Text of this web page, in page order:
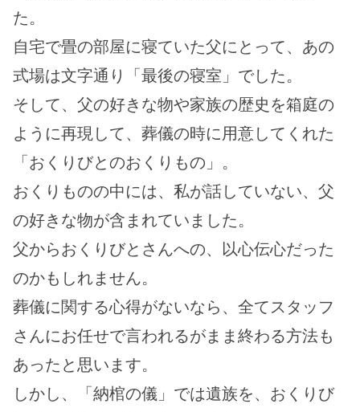
た。
自宅で畳の部屋に寝ていた父にとって、あの
式場は文字通り「最後の寝室」でした。
そして、父の好きな物や家族の歴史を箱庭の
ように再現して、葬儀の時に用意してくれた
「おくりびとのおくりもの」。
おくりものの中には、私が話していない、父
の好きな物が含まれていました。
父からおくりびとさんへの、以心伝心だった
のかもしれません。
葬儀に関する心得がないなら、全てスタッフ
さんにお任せで言われるがまま終わる方法も
あったと思います。
しかし、「納棺の儀」では遺族を、おくりび